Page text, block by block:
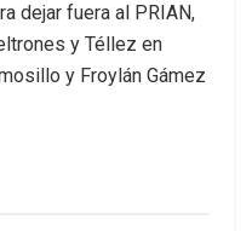
dejar fuera al PRIAN,
y Téllez en
y Froylán Gámez